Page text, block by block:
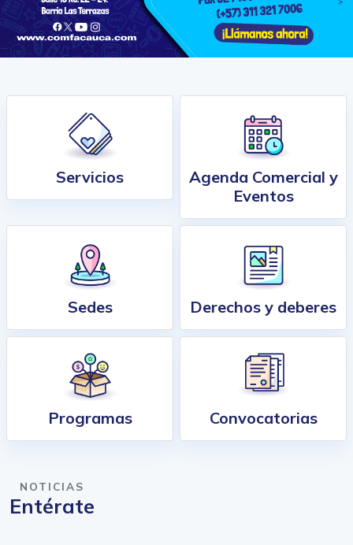
Servicios
Agenda Comercial y
Eventos
Sedes Derechos y deberes
Programas Convocatorias
NOTICIAS
Entérate